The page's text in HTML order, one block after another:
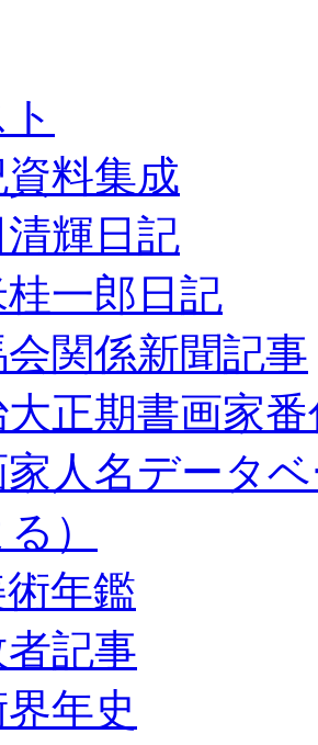
料集成
輝日記
一郎日記
会関係新聞記事
大正期書画家
人名データ
）
術年鑑
記事
年史